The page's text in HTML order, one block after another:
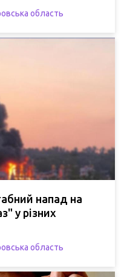
область
напад на
у різних
область